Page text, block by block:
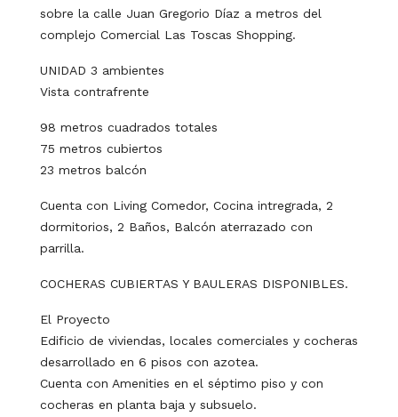
sobre la calle Juan Gregorio Díaz a metros del
complejo Comercial Las Toscas Shopping.
UNIDAD 3 ambientes
Vista contrafrente
98 metros cuadrados totales
75 metros cubiertos
23 metros balcón
Cuenta con Living Comedor, Cocina intregrada, 2
dormitorios, 2 Baños, Balcón aterrazado con
parrilla.
COCHERAS CUBIERTAS Y BAULERAS DISPONIBLES.
El Proyecto
Edificio de viviendas, locales comerciales y cocheras
desarrollado en 6 pisos con azotea.
Cuenta con Amenities en el séptimo piso y con
cocheras en planta baja y subsuelo.